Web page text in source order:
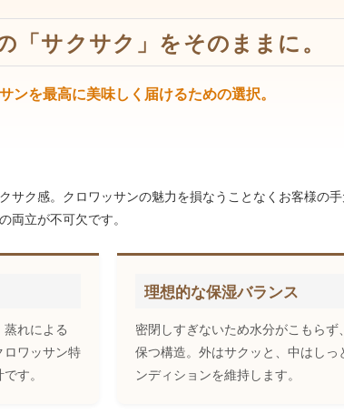
「サクサク」をそのままに。
ンを最高に美味しく届けるための選択。
ク感。クロワッサンの魅力を損なうことなくお客様の手
の両立が不可欠です。
れによる
ロワッサン特
す。
理想的な保湿バランス
密閉しすぎないため水分がこもらず
保つ構造。外はサクッと、中はしっ
ンディションを維持します。